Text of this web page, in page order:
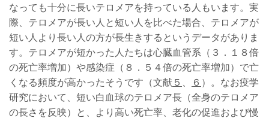
なっても十分に長いテロメアを持っている人もいます。実
際、テロメアが長い人と短い人を比べた場合、テロメアが
短い人より長い人の方が長生きするというデータがありま
す。テロメアが短かった人たちは心臓血管系（３．１８倍
の死亡率増加）や感染症（８．５４倍の死亡率増加）で亡
くなる頻度が高かったそうです（文献 ５ ６ ）。なお疫学
研究において、短い白血球のテロメア長（全身のテロメア
の長さを反映）と、より高い死亡率、老化の促進および慢